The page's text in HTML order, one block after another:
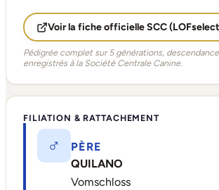
Voir la fiche officielle SCC
Pédigrée complet sur 5 générations,
enregistrés à la Société Centrale Canine.
FILIATION & RATTACHEMENT
♂
PÈRE
QUILANO
Vomschloss